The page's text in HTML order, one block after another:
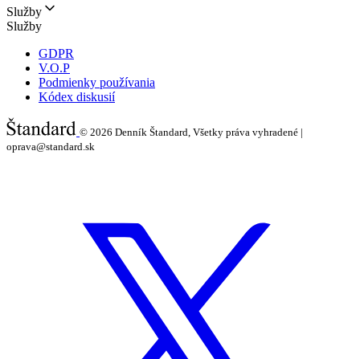
Služby
Služby
GDPR
V.O.P
Podmienky používania
Kódex diskusií
© 2026 Denník Štandard, Všetky práva vyhradené |
oprava@standard.sk